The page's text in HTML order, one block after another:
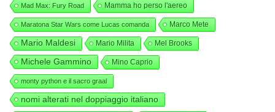
Mad Max: Fury Road Mamma ho perso l'aereo
Maratona Star Wars come Lucas comanda Marco Mete
Mario Maldesi Mario Milita Mel Brooks
Michele Gammino Mino Caprio
monty python e il sacro graal
nomi alterati nel doppiaggio italiano